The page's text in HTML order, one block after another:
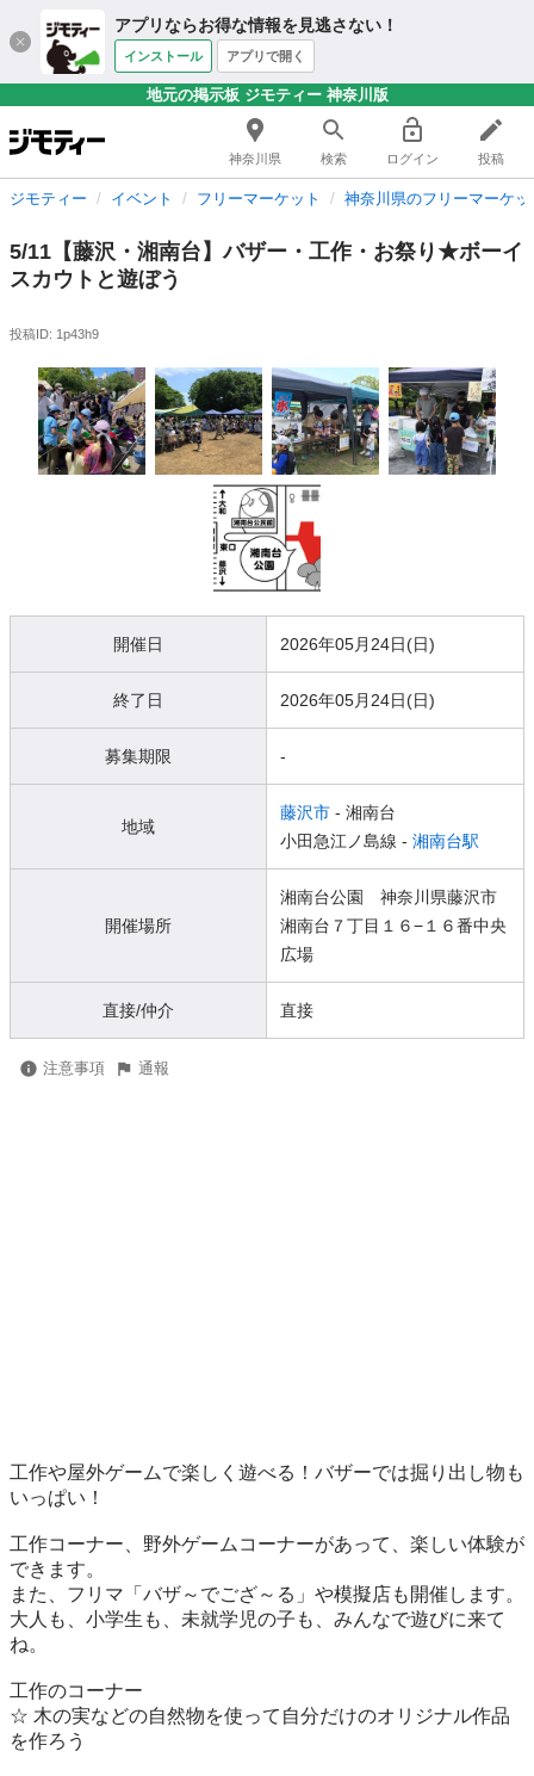
アプリならお得な情報を見逃さない！
インストール アプリで開く
地元の掲示板 ジモティー 神奈川版
神奈川県 検索 ログイン 投稿
ジモティー イベント フリーマーケット 神奈川県のフリーマーケッ
5/11【藤沢・湘南台】バザー・工作・お祭り★ボーイ
スカウトと遊ぼう
投稿ID: 1p43h9
開催日 2026年05月24日(日)
終了日 2026年05月24日(日)
募集期限 -
地域
藤沢市 - 湘南台
小田急江ノ島線 - 湘南台駅
開催場所
湘南台公園 神奈川県藤沢市
湘南台７丁目１６−１６番中央
広場
直接/仲介 直接
注意事項 通報
工作や屋外ゲームで楽しく遊べる！バザーでは掘り出し物も
いっぱい！
工作コーナー、野外ゲームコーナーがあって、楽しい体験が
できます。
また、フリマ「バザ～でござ～る」や模擬店も開催します。
大人も、小学生も、未就学児の子も、みんなで遊びに来て
ね。
工作のコーナー
☆ 木の実などの自然物を使って自分だけのオリジナル作品
を作ろう